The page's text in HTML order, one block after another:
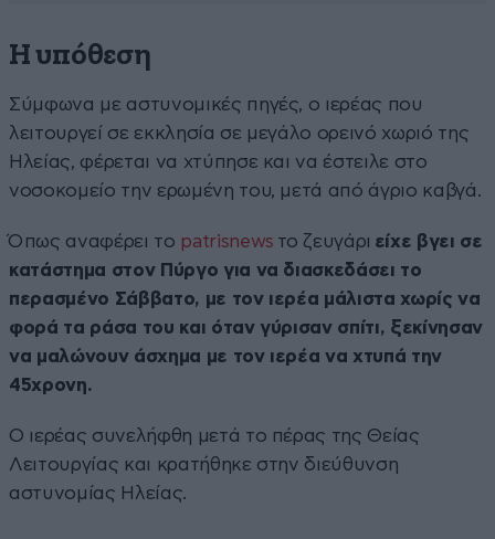
Η υπόθεση
Σύμφωνα με αστυνομικές πηγές, ο ιερέας που
λειτουργεί σε εκκλησία σε μεγάλο ορεινό χωριό της
Ηλείας, φέρεται να χτύπησε και να έστειλε στο
νοσοκομείο την ερωμένη του, μετά από άγριο καβγά.
Όπως αναφέρει το patrisnews το ζευγάρι είχε βγει σε
κατάστημα στον Πύργο για να διασκεδάσει το
περασμένο Σάββατο, με τον ιερέα μάλιστα χωρίς να
φορά τα ράσα του και όταν γύρισαν σπίτι, ξεκίνησαν
να μαλώνουν άσχημα με τον ιερέα να χτυπά την
45χρονη.
Ο ιερέας συνελήφθη μετά το πέρας της Θείας
Λειτουργίας και κρατήθηκε στην διεύθυνση
αστυνομίας Ηλείας.